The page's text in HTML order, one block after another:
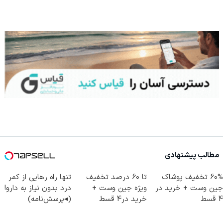
مطالب پیشنهادی
60% تخفیف پوشاک
جین وست + خرید در
4 قسط
تا 60 درصد تخفیف
ویژه جین وست +
خرید در4 قسط
تنها راه رهایی از کمر
درد بدون نیاز به دارو!
(◂پرسش‌نامه)